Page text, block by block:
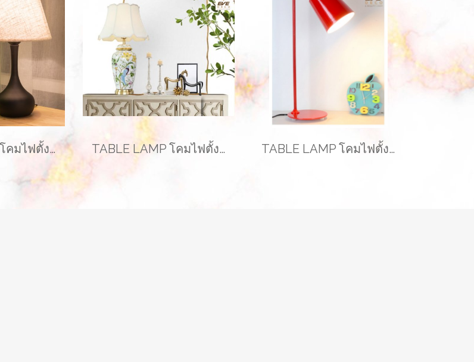
TABLE LAMP โคมไฟตั้งโต๊ะ รุ่น EVE-00212 TABLE LAMP โคมไฟตั้งโต๊ะ รุ่น EVE-00227 TABLE LAMP โคมไฟตั้งโต๊ะ รุ่น EVE-00215